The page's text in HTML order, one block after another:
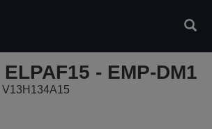
- EMP-DM1
V13H134A15